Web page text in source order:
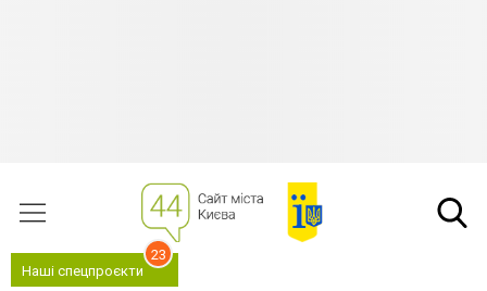
Наші спецпроєкти
23